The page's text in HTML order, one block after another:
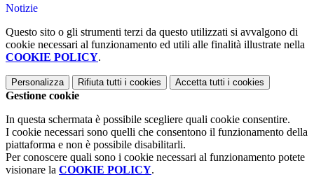
Notizie
Questo sito o gli strumenti terzi da questo utilizzati si avvalgono di
cookie necessari al funzionamento ed utili alle finalità illustrate nella
COOKIE POLICY.
Personalizza Rifiuta tutti i cookies Accetta tutti i cookies
Gestione cookie
In questa schermata è possibile scegliere quali cookie consentire.
I cookie necessari sono quelli che consentono il funzionamento della
piattaforma e non è possibile disabilitarli.
Per conoscere quali sono i cookie necessari al funzionamento potete
visionare la COOKIE POLICY.